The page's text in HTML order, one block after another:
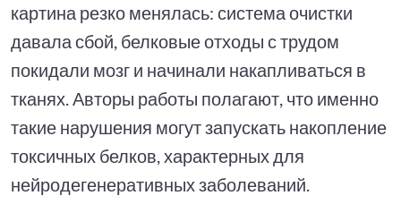
картина резко менялась: система очистки
давала сбой, белковые отходы с трудом
покидали мозг и начинали накапливаться в
тканях. Авторы работы полагают, что именно
такие нарушения могут запускать накопление
токсичных белков, характерных для
нейродегенеративных заболеваний.